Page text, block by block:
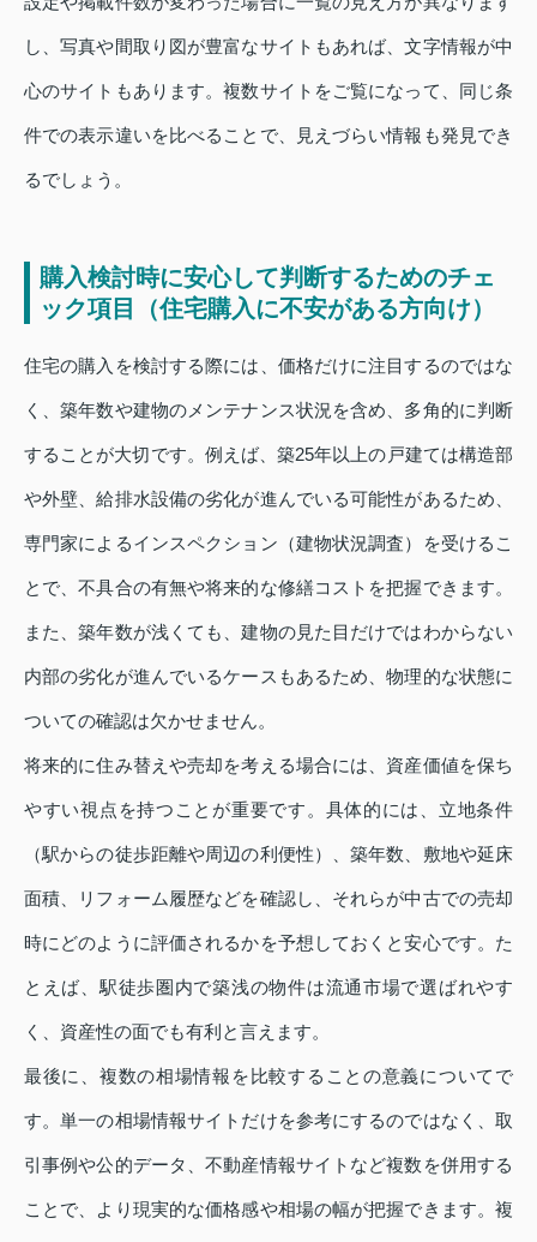
し、写真や間取り図が豊富なサイトもあれば、文字情報が中
心のサイトもあります。複数サイトをご覧になって、同じ条
件での表示違いを比べることで、見えづらい情報も発見でき
るでしょう。
購入検討時に安心して判断するためのチェ
ック項目（住宅購入に不安がある方向け）
住宅の購入を検討する際には、価格だけに注目するのではな
く、築年数や建物のメンテナンス状況を含め、多角的に判断
することが大切です。例えば、築25年以上の戸建ては構造部
や外壁、給排水設備の劣化が進んでいる可能性があるため、
専門家によるインスペクション（建物状況調査）を受けるこ
とで、不具合の有無や将来的な修繕コストを把握できます。
また、築年数が浅くても、建物の見た目だけではわからない
内部の劣化が進んでいるケースもあるため、物理的な状態に
ついての確認は欠かせません。
将来的に住み替えや売却を考える場合には、資産価値を保ち
やすい視点を持つことが重要です。具体的には、立地条件
（駅からの徒歩距離や周辺の利便性）、築年数、敷地や延床
面積、リフォーム履歴などを確認し、それらが中古での売却
時にどのように評価されるかを予想しておくと安心です。た
とえば、駅徒歩圏内で築浅の物件は流通市場で選ばれやす
く、資産性の面でも有利と言えます。
最後に、複数の相場情報を比較することの意義についてで
す。単一の相場情報サイトだけを参考にするのではなく、取
引事例や公的データ、不動産情報サイトなど複数を併用する
ことで、より現実的な価格感や相場の幅が把握できます。複